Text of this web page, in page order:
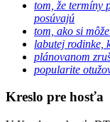
tom, že termíny
posúvajú
tom, ako si
labutej rodinke,
plánovanom
popularite
Kreslo pre hosťa